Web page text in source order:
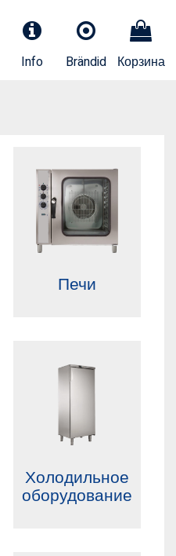
Info Brändid Корзина
Печи
Холодильное
оборудование